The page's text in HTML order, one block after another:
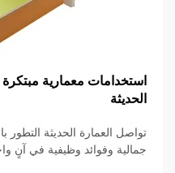
استخدامات معمارية مبتكرة
الحديثة
تواصل العمارة الحديثة التطور
جمالية وفوائد وظيفية في آنٍ